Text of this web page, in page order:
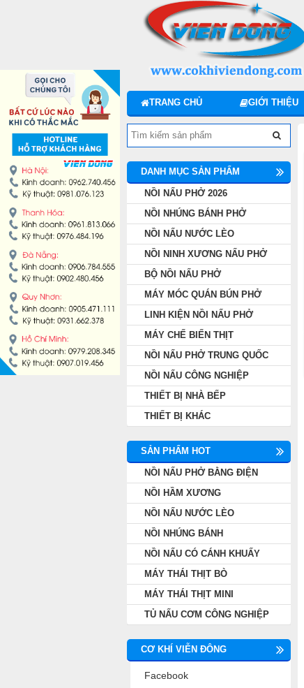
TRANG CHỦ GIỚI THIỆU
DANH MỤC SẢN PHẨM
NỒI NẤU PHỞ 2026
NỒI NHÚNG BÁNH PHỞ
NỒI NẤU NƯỚC LÈO
NỒI NINH XƯƠNG NẤU PHỞ
BỘ NỒI NẤU PHỞ
MÁY MÓC QUÁN BÚN PHỞ
LINH KIỆN NỒI NẤU PHỞ
MÁY CHẾ BIẾN THỊT
NỒI NẤU PHỞ TRUNG QUỐC
NỒI NẤU CÔNG NGHIỆP
THIẾT BỊ NHÀ BẾP
THIẾT BỊ KHÁC
SẢN PHẨM HOT
NỒI NẤU PHỞ BẰNG ĐIỆN
NỒI HẦM XƯƠNG
NỒI NẤU NƯỚC LÈO
NỒI NHÚNG BÁNH
NỒI NẤU CÓ CÁNH KHUẤY
MÁY THÁI THỊT BÒ
MÁY THÁI THỊT MINI
TỦ NẤU CƠM CÔNG NGHIỆP
CƠ KHÍ VIỄN ĐÔNG
Facebook
NỒI NHÚNG BÁNH PHỞ
NỒI NẤU NƯỚC LÈO
NỒI NINH XƯƠNG NẤU PHỞ
BỘ NỒI NẤU PHỞ
MÁY MÓC QUÁN BÚN PHỞ
LINH KIỆN NỒI NẤU PHỞ
MÁY CHẾ BIẾN THỊT
NỒI NẤU PHỞ TRUNG QUỐC
NỒI NẤU CÔNG NGHIỆP